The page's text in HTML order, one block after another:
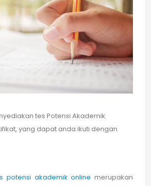
tes Potensi Akademik
yang dapat anda ikuti dengan
potensi akademik online merupakan